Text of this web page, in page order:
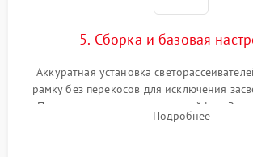
5. Сборка и базовая
Аккуратная установка
рамку без перекосов для исключения
Подключение внутренних шлейфов.
Сброс настроек и обновление
Подробнее